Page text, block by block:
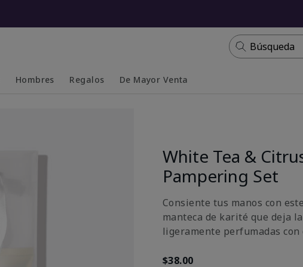
Búsqueda
Hombres Regalos De Mayor Venta
White Tea &
Pampering Set
Consiente tus manos con
manteca de karité que deja
ligeramente perfumadas
$38.00